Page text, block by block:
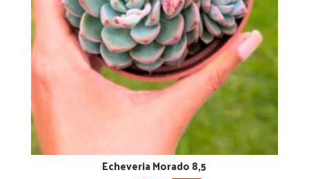
Echeveria Morado 8,5